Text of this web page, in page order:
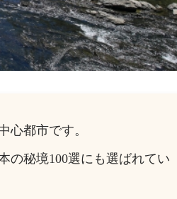
心都市です。
の秘境100選にも選ばれてい